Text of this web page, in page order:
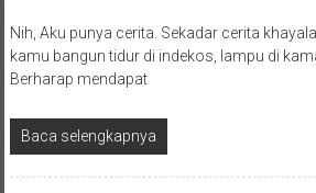
Nih, Aku punya cerita. Sekadar cerita
kamu bangun tidur di indekos, lampu di
Berharap mendapat
Baca selengkapnya